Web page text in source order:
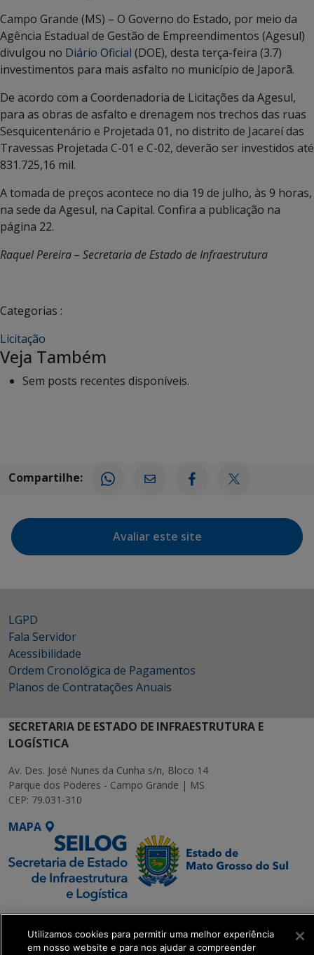
Campo Grande (MS) – O Governo do Estado, por meio da
Agência Estadual de Gestão de Empreendimentos (Agesul)
divulgou no Diário Oficial (DOE), desta terça-feira (3.7)
investimentos para mais asfalto no município de Japorã.
De acordo com a Coordenadoria de Licitações da Agesul,
para as obras de asfalto e drenagem nos trechos das ruas
Sesquicentenário e Projetada 01, no distrito de Jacareí das
Travessas Projetada C-01 e C-02, deverão ser investidos até
831.725,16 mil.
A tomada de preços acontece no dia 19 de julho, às 9 horas,
na sede da Agesul, na Capital. Confira a publicação na
página 22.
Raquel Pereira – Secretaria de Estado de Infraestrutura
Categorias :
Licitação
Veja Também
Sem posts recentes disponíveis.
Compartilhe:
Avaliar este site
LGPD
Fala Servidor
Acessibilidade
Ordem Cronológica de Pagamentos
Planos de Contratações Anuais
SECRETARIA DE ESTADO DE INFRAESTRUTURA E
LOGÍSTICA
Av. Des. José Nunes da Cunha s/n, Bloco 14
Parque dos Poderes - Campo Grande | MS
CEP: 79.031-310
MAPA
SETDIG | Secretaria-
Executiva de
Utilizamos cookies para permitir uma melhor experiência
em nosso website e para nos ajudar a compreender